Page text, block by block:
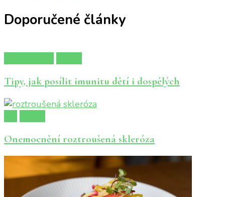
Doporučené články
Tipy, jak posílit imunitu dětí i dospělých
Onemocnění roztroušená skleróza